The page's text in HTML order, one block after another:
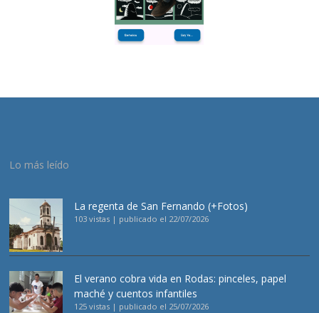
Lo más leído
La regenta de San Fernando (+Fotos)
103 vistas | publicado el 22/07/2026
El verano cobra vida en Rodas: pinceles, papel
maché y cuentos infantiles
125 vistas | publicado el 25/07/2026